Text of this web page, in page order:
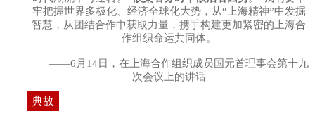
牢把握世界多极化、经济全球化大势，从“上海精神”中发掘
智慧，从团结合作中获取力量，携手构建更加紧密的上海合
作组织命运共同体。
——6月14日，在上海合作组织成员国元首理事会第十九
次会议上的讲话
典故